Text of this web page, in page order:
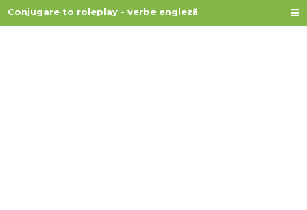
Conjugare to roleplay - verbe engleză